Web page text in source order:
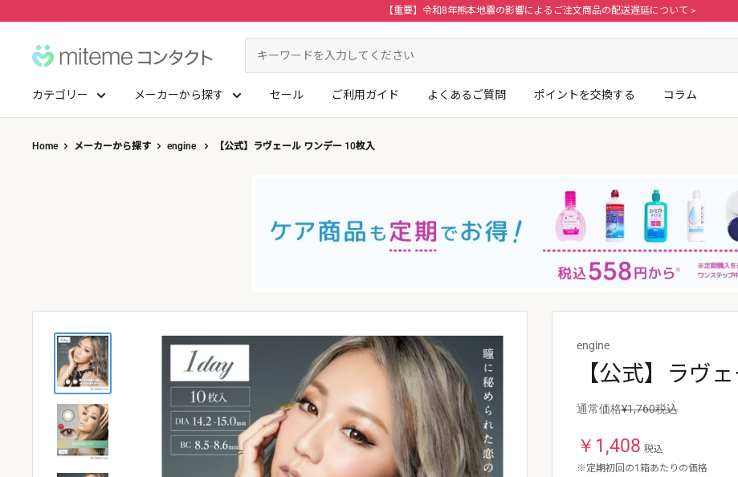
【重要】令和8年熊本地震の影響によるご注文商品の配送遅延について >
miteme
ポイントを交換する
メーカーから探す
ボシュロム
コラム
カテゴリー メーカーから探す セール ご利用ガイド よくあるご質問 ポイントを交換する コラム
Home メーカーから探す engine 【公式】ラヴェール ワンデー 10枚入
engine
【公式】ラヴ
通常価格¥1,760税込
￥ 1,408 税込
※定期初回の1箱あたりの価格